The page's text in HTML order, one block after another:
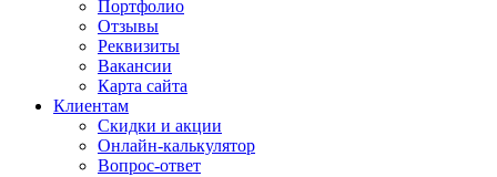
Портфолио
Отзывы
Реквизиты
Вакансии
Карта сайта
Клиентам
Скидки и акции
Онлайн-калькулятор
Вопрос-ответ